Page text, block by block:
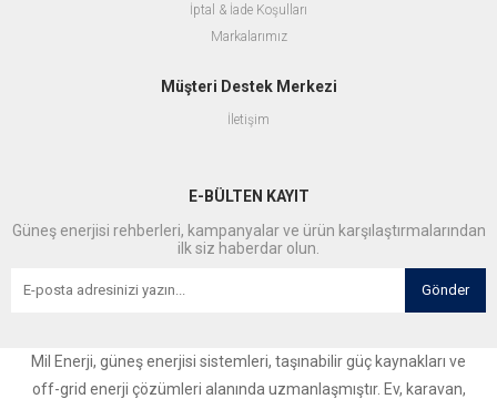
İptal & İade Koşulları
Markalarımız
Müşteri Destek Merkezi
İletişim
E-BÜLTEN KAYIT
Güneş enerjisi rehberleri, kampanyalar ve ürün karşılaştırmalarından
ilk siz haberdar olun.
Gönder
Mil Enerji, güneş enerjisi sistemleri, taşınabilir güç kaynakları ve
off-grid enerji çözümleri alanında uzmanlaşmıştır. Ev, karavan,